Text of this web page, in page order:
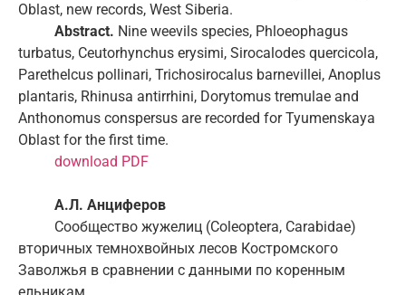
Oblast, new records, West Siberia.
Abstract. Nine weevils species, Phloeophagus
turbatus, Ceutorhynchus erysimi, Sirocalodes quercicola,
Parethelcus pollinari, Trichosirocalus barnevillei, Anoplus
plantaris, Rhinusa antirrhini, Dorytomus tremulae and
Anthonomus conspersus are recorded for Tyumenskaya
Oblast for the first time.
download PDF
А.Л. Анциферов
Сообщество жужелиц (Coleoptera, Carabidae)
вторичных темнохвойных лесов Костромского
Заволжья в сравнении с данными по коренным